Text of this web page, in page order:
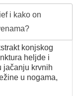
i kako on
konjskog
heljde i
jačanju krvnih
u nogama,